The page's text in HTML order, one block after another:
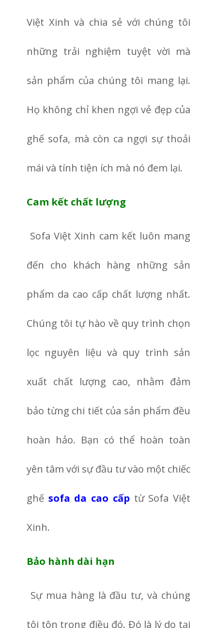
Việt Xinh và chia sẻ với chúng tôi
những trải nghiệm tuyệt vời mà
sản phẩm của chúng tôi mang lại.
Họ không chỉ khen ngợi vẻ đẹp của
ghế sofa, mà còn ca ngợi sự thoải
mái và tính tiện ích mà nó đem lại.
Cam kết chất lượng
Sofa Việt Xinh cam kết luôn mang
đến cho khách hàng những sản
phẩm da cao cấp chất lượng nhất.
Chúng tôi tự hào về quy trình chọn
lọc nguyên liệu và quy trình sản
xuất chất lượng cao, nhằm đảm
bảo từng chi tiết của sản phẩm đều
hoàn hảo. Bạn có thể hoàn toàn
yên tâm với sự đầu tư vào một chiếc
ghế sofa da cao cấp từ Sofa Việt
Xinh.
Bảo hành dài hạn
Sự mua hàng là đầu tư, và chúng
tôi tôn trọng điều đó. Đó là lý do tại